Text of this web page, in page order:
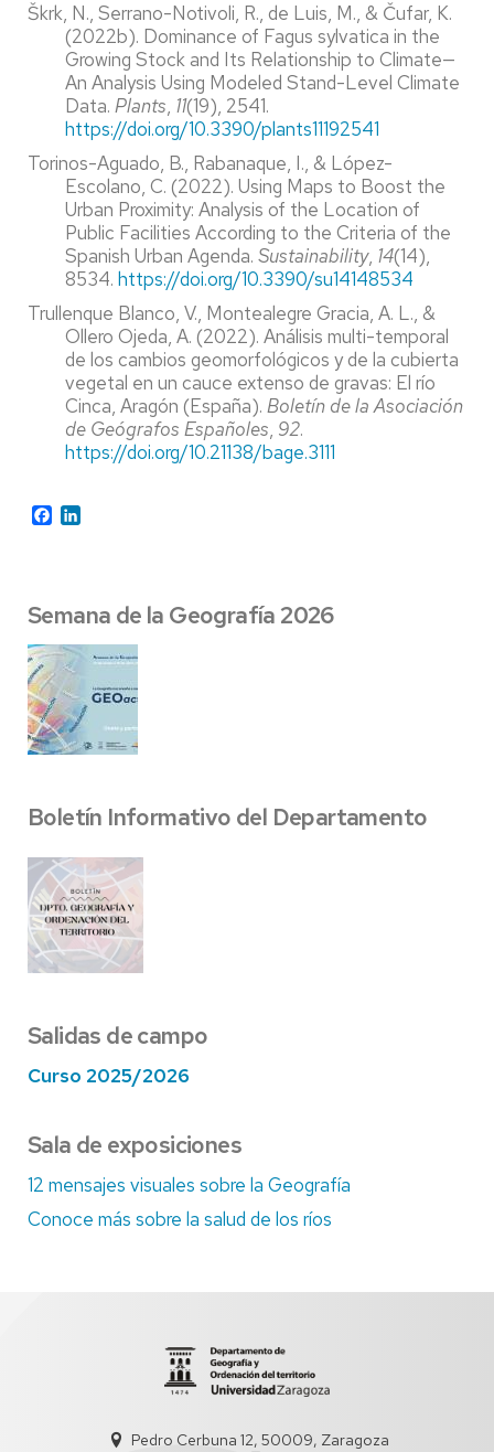
Škrk, N., Serrano-Notivoli, R., de Luis, M., & Čufar, K.
(2022b). Dominance of Fagus sylvatica in the
Growing Stock and Its Relationship to Climate—
An Analysis Using Modeled Stand-Level Climate
Data. Plants, 11(19), 2541.
https://doi.org/10.3390/plants11192541
Torinos-Aguado, B., Rabanaque, I., & López-
Escolano, C. (2022). Using Maps to Boost the
Urban Proximity: Analysis of the Location of
Public Facilities According to the Criteria of the
Spanish Urban Agenda. Sustainability, 14(14),
8534. https://doi.org/10.3390/su14148534
Trullenque Blanco, V., Montealegre Gracia, A. L., &
Ollero Ojeda, A. (2022). Análisis multi-temporal
de los cambios geomorfológicos y de la cubierta
vegetal en un cauce extenso de gravas: El río
Cinca, Aragón (España). Boletín de la Asociación
de Geógrafos Españoles, 92.
https://doi.org/10.21138/bage.3111
Facebook
Semana de la Geografía 2026
Boletín Informativo del Departamento
Salidas de campo
Curso 2025/2026
Sala de exposiciones
12 mensajes visuales sobre la Geografía
Conoce más sobre la salud de los ríos
Pedro Cerbuna 12, 50009, Zaragoza